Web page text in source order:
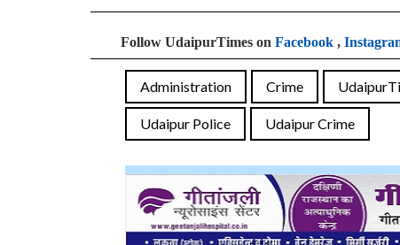
Follow UdaipurTimes on Facebook ,
Administration Crime
Udaipur Police Udaipur Crime